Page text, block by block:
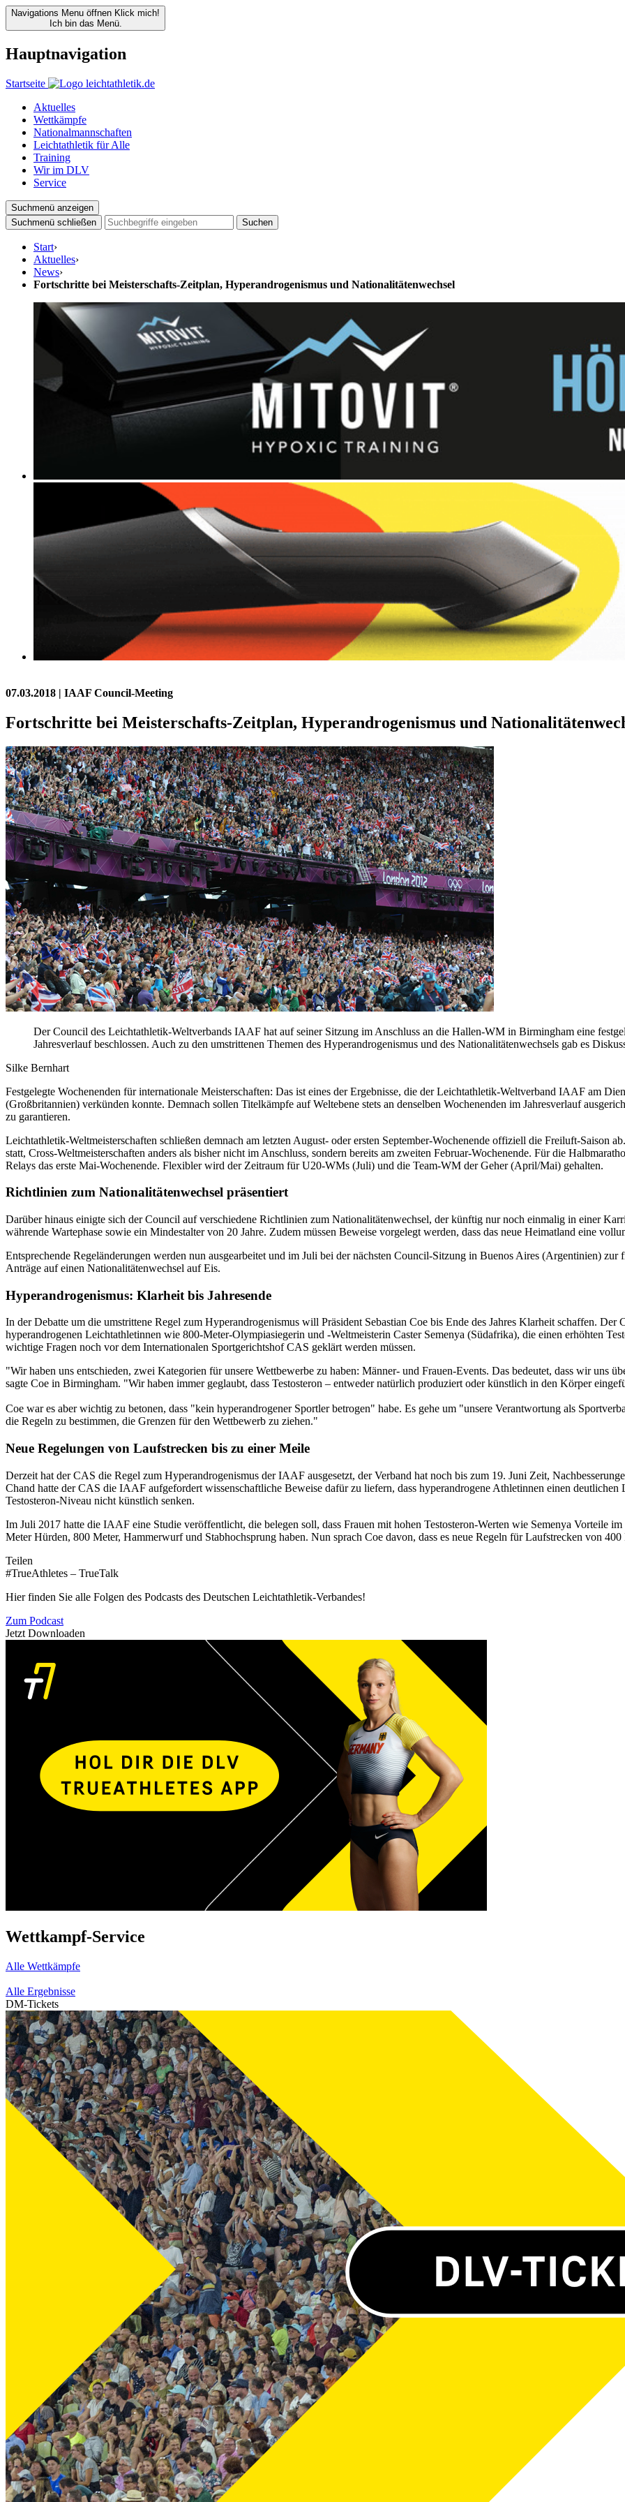
Navigations Menu öffnen Klick mich!
Ich bin das Menü.
Hauptnavigation
Startseite
Aktuelles
Wettkämpfe
Nationalmannschaften
Leichtathletik für Alle
Training
Wir im DLV
Service
Suchmenü anzeigen
Suchmenü schließen
Suchen
Start›
Aktuelles›
News›
Fortschritte bei Meisterschafts-Zeitplan, Hyperandrogenismus und Nationalitätenwechsel
07.03.2018 | IAAF Council-Meeting
Fortschritte bei Meisterschafts-Zeitplan, Hyperandrogenismus und
Der Council des Leichtathletik-Weltverbands IAAF hat auf seiner Sitzung im Anschluss an die Hallen-WM in Birmingham eine
Jahresverlauf beschlossen. Auch zu den umstrittenen Themen des Hyperandrogenismus und des Nationalitätenwechsels gab es
Silke Bernhart
Festgelegte Wochenenden für internationale Meisterschaften: Das ist eines der Ergebnisse, die der Leichtathletik-Weltverband IAAF am
(Großbritannien) verkünden konnte. Demnach sollen Titelkämpfe auf Weltebene stets an denselben Wochenenden im Jahresverlauf
zu garantieren.
Leichtathletik-Weltmeisterschaften schließen demnach am letzten August- oder ersten September-Wochenende offiziell die Freiluft-Saison
statt, Cross-Weltmeisterschaften anders als bisher nicht im Anschluss, sondern bereits am zweiten Februar-Wochenende. Für die
Relays das erste Mai-Wochenende. Flexibler wird der Zeitraum für U20-WMs (Juli) und die Team-WM der Geher (April/Mai) gehalten.
Richtlinien zum Nationalitätenwechsel präsentiert
Darüber hinaus einigte sich der Council auf verschiedene Richtlinien zum Nationalitätenwechsel, der künftig nur noch einmalig in einer
währende Wartephase sowie ein Mindestalter von 20 Jahre. Zudem müssen Beweise vorgelegt werden, dass das neue Heimatland eine
Entsprechende Regeländerungen werden nun ausgearbeitet und im Juli bei der nächsten Council-Sitzung in Buenos Aires (Argentinien)
Anträge auf einen Nationalitätenwechsel auf Eis.
Hyperandrogenismus: Klarheit bis Jahresende
In der Debatte um die umstrittene Regel zum Hyperandrogenismus will Präsident Sebastian Coe bis Ende des Jahres Klarheit schaffen.
hyperandrogenen Leichtathletinnen wie 800-Meter-Olympiasiegerin und -Weltmeisterin Caster Semenya (Südafrika), die einen erhöhten
wichtige Fragen noch vor dem Internationalen Sportgerichtshof CAS geklärt werden müssen.
"Wir haben uns entschieden, zwei Kategorien für unsere Wettbewerbe zu haben: Männer- und Frauen-Events. Das bedeutet, dass wir uns
sagte Coe in Birmingham. "Wir haben immer geglaubt, dass Testosteron – entweder natürlich produziert oder künstlich in den Körper
Coe war es aber wichtig zu betonen, dass "kein hyperandrogener Sportler betrogen" habe. Es gehe um "unsere Verantwortung als
die Regeln zu bestimmen, die Grenzen für den Wettbewerb zu ziehen."
Neue Regelungen von Laufstrecken bis zu einer Meile
Derzeit hat der CAS die Regel zum Hyperandrogenismus der IAAF ausgesetzt, der Verband hat noch bis zum 19. Juni Zeit,
Chand hatte der CAS die IAAF aufgefordert wissenschaftliche Beweise dafür zu liefern, dass hyperandrogene Athletinnen einen
Testosteron-Niveau nicht künstlich senken.
Im Juli 2017 hatte die IAAF eine Studie veröffentlicht, die belegen soll, dass Frauen mit hohen Testosteron-Werten wie Semenya Vorteile
Meter Hürden, 800 Meter, Hammerwurf und Stabhochsprung haben. Nun sprach Coe davon, dass es neue Regeln für Laufstrecken von
Teilen
#TrueAthletes – TrueTalk
Hier finden Sie alle Folgen des Podcasts des Deutschen Leichtathletik-Verbandes!
Zum Podcast
Jetzt Downloaden
Wettkampf-Service
Alle Wettkämpfe
Alle Ergebnisse
DM-Tickets